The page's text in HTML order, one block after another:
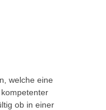
welche eine
ob in einer